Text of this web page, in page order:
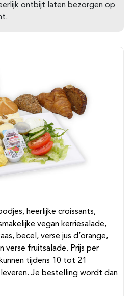
ontbijt laten bezorgen op
heerlijke croissants,
vegan kerriesalade,
becel, verse jus d’orange,
verse fruitsalade. Prijs per
tijdens 10 tot 21
Je bestelling wordt dan